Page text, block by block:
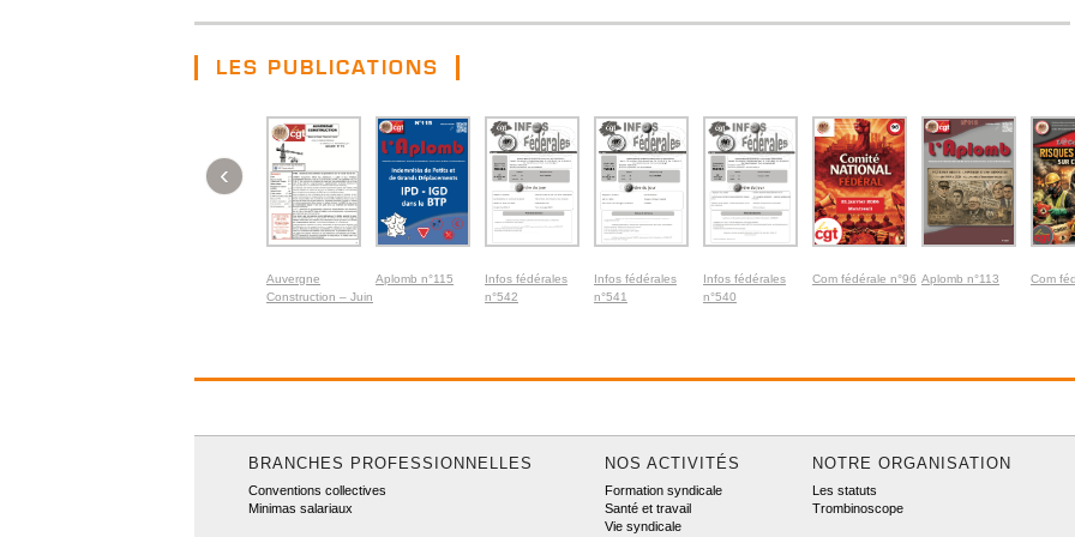
LES PUBLICATIONS
Auvergne
Construction – Juin
Aplomb n°115
Infos fédérales
n°542
Infos fédérales
n°541
Infos fédérales
n°540
Com fédérale n°96 Aplomb n°113 Com
‹
BRANCHES PROFESSIONNELLES
Conventions collectives
Minimas salariaux
NOS ACTIVITÉS
Formation syndicale
Santé et travail
Vie syndicale
NOTRE ORGANISATION
Les statuts
Trombinoscope